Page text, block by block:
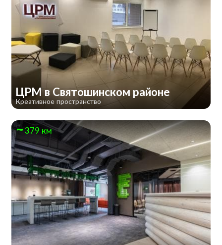
ЦРМ в Святошинском районе
Креативное пространство
379 км